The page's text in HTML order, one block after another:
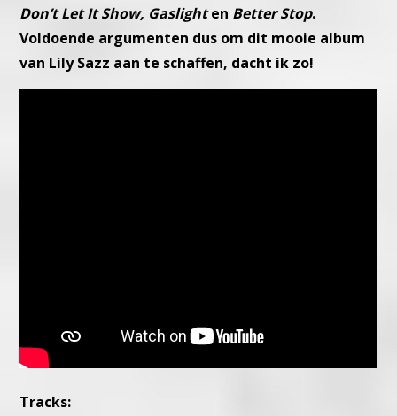
Don’t Let It Show, Gaslighten Better Stop.
Voldoende argumenten dus om dit mooie album
van Lily Sazz aan te schaffen, dacht ik zo!
Tracks: